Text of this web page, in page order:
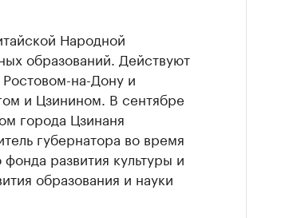
Народной
образований. Действуют
на-Дону и
и Цзинином. В сентябре
города Цзинаня
губернатора во время
развития культуры и
образования и науки